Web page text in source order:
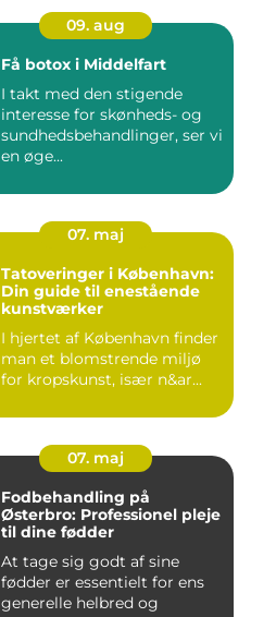
09. aug
Få botox i Middelfart
I takt med den stigende
interesse for skønheds- og
sundhedsbehandlinger, ser vi
en øge...
07. maj
Tatoveringer i København:
Din guide til enestående
kunstværker
I hjertet af København finder
man et blomstrende miljø
for kropskunst, især n&ar...
07. maj
Fodbehandling på
Østerbro: Professionel pleje
til dine fødder
At tage sig godt af sine
fødder er essentielt for ens
generelle helbred og